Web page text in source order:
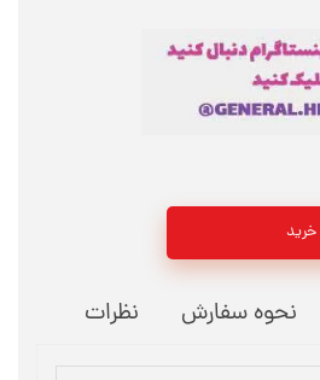
نحوه سفارش نظرات